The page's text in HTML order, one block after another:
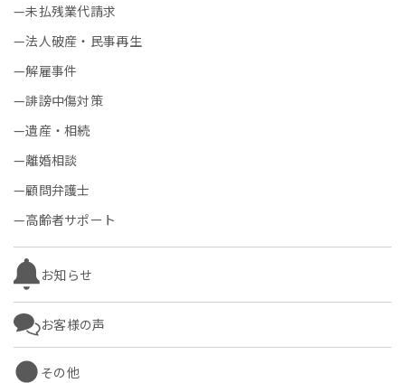
未払残業代請求
法人破産・民事再生
解雇事件
誹謗中傷対策
遺産・相続
離婚相談
顧問弁護士
高齢者サポート
お知らせ
お客様の声
その他